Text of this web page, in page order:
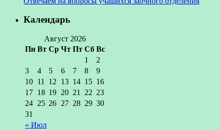
Календарь
Август 2026
Пн Вт Ср Чт Пт Сб Вс
« Июл
1
2
3
4 5 6 7 8
9
10 11 12 13 14 15 16
17 18 19 20 21 22 23
24 25 26 27 28 29 30
31